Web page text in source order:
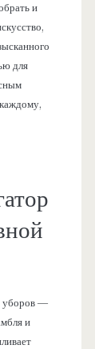
и
для
уборов —
и